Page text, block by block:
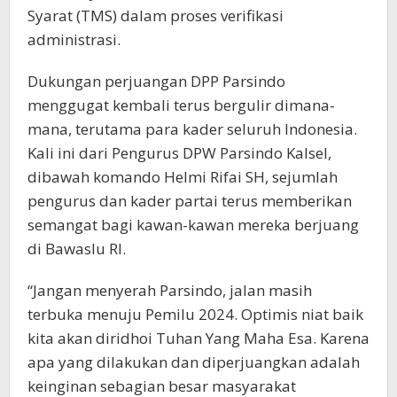
Syarat (TMS) dalam proses verifikasi
administrasi.
Dukungan perjuangan DPP Parsindo
menggugat kembali terus bergulir dimana-
mana, terutama para kader seluruh Indonesia.
Kali ini dari Pengurus DPW Parsindo Kalsel,
dibawah komando Helmi Rifai SH, sejumlah
pengurus dan kader partai terus memberikan
semangat bagi kawan-kawan mereka berjuang
di Bawaslu RI.
“Jangan menyerah Parsindo, jalan masih
terbuka menuju Pemilu 2024. Optimis niat baik
kita akan diridhoi Tuhan Yang Maha Esa. Karena
apa yang dilakukan dan diperjuangkan adalah
keinginan sebagian besar masyarakat